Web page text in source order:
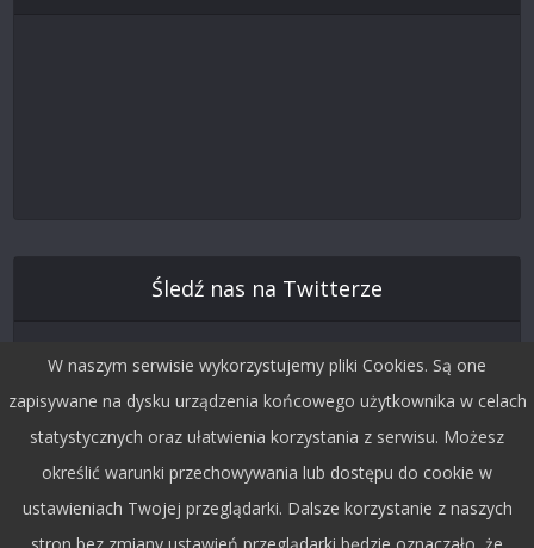
Śledź nas na Twitterze
W naszym serwisie wykorzystujemy pliki Cookies. Są one
zapisywane na dysku urządzenia końcowego użytkownika w celach
statystycznych oraz ułatwienia korzystania z serwisu. Możesz
określić warunki przechowywania lub dostępu do cookie w
ustawieniach Twojej przeglądarki. Dalsze korzystanie z naszych